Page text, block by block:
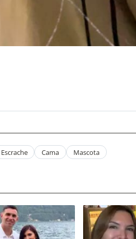
Escrache Cama Mascota